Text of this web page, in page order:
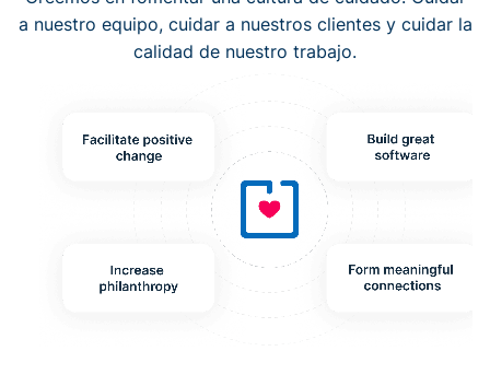
a nuestro equipo, cuidar a nuestros clientes y cuidar la
calidad de nuestro trabajo.